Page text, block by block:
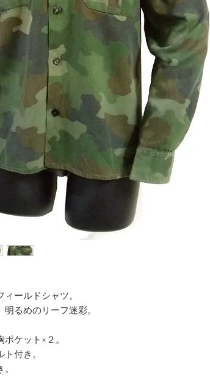
ールドシャツ。
るめのリーフ迷彩。
ケット×２。
付き。